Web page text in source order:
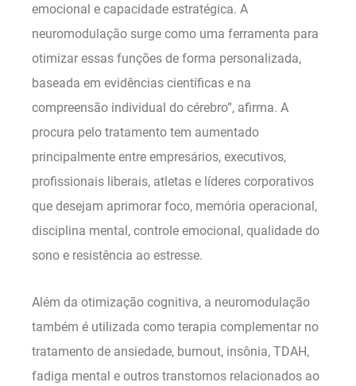
emocional e capacidade estratégica. A
neuromodulação surge como uma ferramenta para
otimizar essas funções de forma personalizada,
baseada em evidências científicas e na
compreensão individual do cérebro”, afirma. A
procura pelo tratamento tem aumentado
principalmente entre empresários, executivos,
profissionais liberais, atletas e líderes corporativos
que desejam aprimorar foco, memória operacional,
disciplina mental, controle emocional, qualidade do
sono e resistência ao estresse.
Além da otimização cognitiva, a neuromodulação
também é utilizada como terapia complementar no
tratamento de ansiedade, burnout, insônia, TDAH,
fadiga mental e outros transtornos relacionados ao